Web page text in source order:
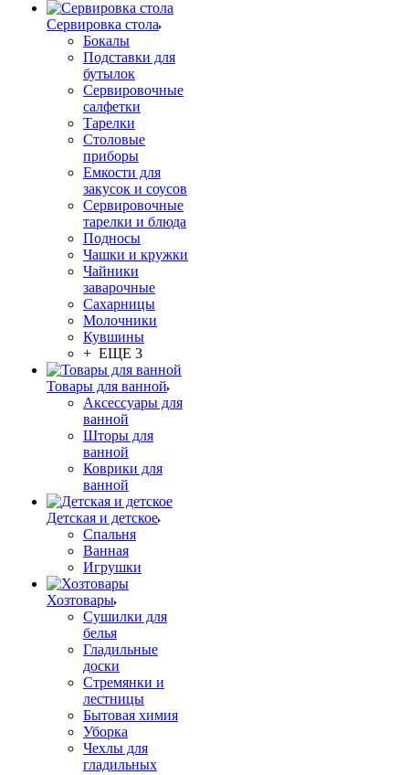
Сервировка стола
Бокалы
Подставки для
бутылок
Сервировочные
салфетки
Тарелки
Столовые
приборы
Емкости для
закусок и соусов
Сервировочные
тарелки и блюда
Подносы
Чашки и кружки
Чайники
заварочные
Сахарницы
Молочники
Кувшины
+ ЕЩЕ 3
Товары для ванной
Аксессуары для
ванной
Шторы для
ванной
Коврики для
ванной
Детская и детское
Спальня
Ванная
Игрушки
Хозтовары
Сушилки для
белья
Гладильные
доски
Стремянки и
лестницы
Бытовая химия
Уборка
Чехлы для
гладильных